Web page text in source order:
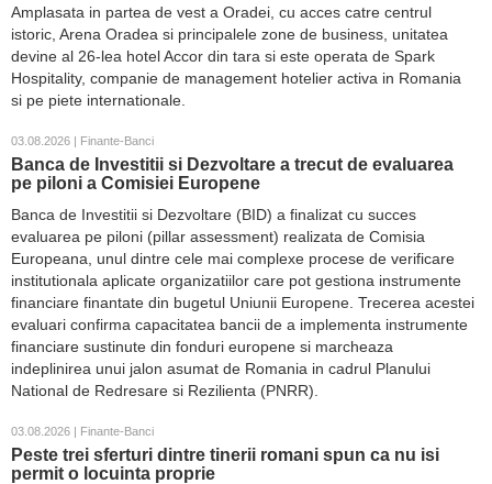
Amplasata in partea de vest a Oradei, cu acces catre centrul
istoric, Arena Oradea si principalele zone de business, unitatea
devine al 26-lea hotel Accor din tara si este operata de Spark
Hospitality, companie de management hotelier activa in Romania
si pe piete internationale.
03.08.2026 | Finante-Banci
Banca de Investitii si Dezvoltare a trecut de evaluarea
pe piloni a Comisiei Europene
Banca de Investitii si Dezvoltare (BID) a finalizat cu succes
evaluarea pe piloni (pillar assessment) realizata de Comisia
Europeana, unul dintre cele mai complexe procese de verificare
institutionala aplicate organizatiilor care pot gestiona instrumente
financiare finantate din bugetul Uniunii Europene. Trecerea acestei
evaluari confirma capacitatea bancii de a implementa instrumente
financiare sustinute din fonduri europene si marcheaza
indeplinirea unui jalon asumat de Romania in cadrul Planului
National de Redresare si Rezilienta (PNRR).
03.08.2026 | Finante-Banci
Peste trei sferturi dintre tinerii romani spun ca nu isi
permit o locuinta proprie